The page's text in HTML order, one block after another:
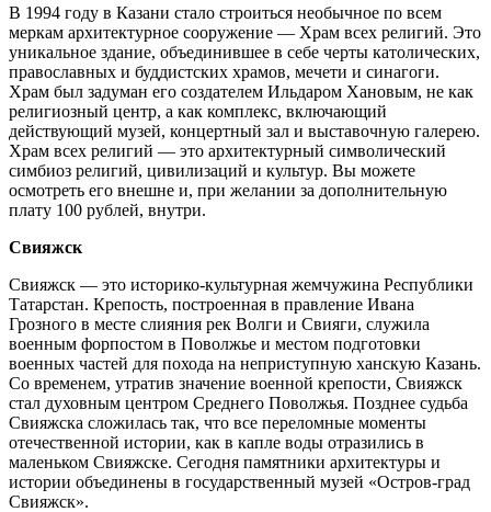
В 1994 году в Казани стало строиться необычное по всем
меркам архитектурное сооружение — Храм всех религий. Это
уникальное здание, объединившее в себе черты католических,
православных и буддистских храмов, мечети и синагоги.
Храм был задуман его создателем Ильдаром Хановым, не как
религиозный центр, а как комплекс, включающий
действующий музей, концертный зал и выставочную галерею.
Храм всех религий — это архитектурный символический
симбиоз религий, цивилизаций и культур. Вы можете
осмотреть его внешне и, при желании за дополнительную
плату 100 рублей, внутри.
Свияжск
Свияжск — это историко-культурная жемчужина Республики
Татарстан. Крепость, построенная в правление Ивана
Грозного в месте слияния рек Волги и Свияги, служила
военным форпостом в Поволжье и местом подготовки
военных частей для похода на неприступную ханскую Казань.
Со временем, утратив значение военной крепости, Свияжск
стал духовным центром Среднего Поволжья. Позднее судьба
Свияжска сложилась так, что все переломные моменты
отечественной истории, как в капле воды отразились в
маленьком Свияжске. Сегодня памятники архитектуры и
истории объединены в государственный музей «Остров-град
Свияжск».